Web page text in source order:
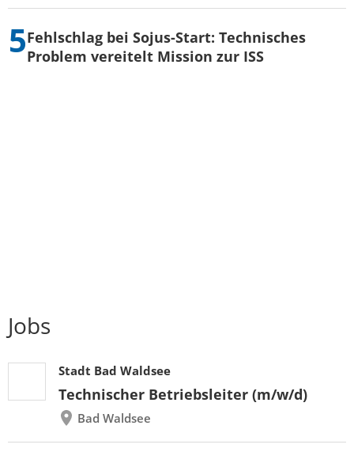
Fehlschlag bei Sojus-Start: Technisches
Problem vereitelt Mission zur ISS
Jobs
Stadt Bad Waldsee
Technischer Betriebsleiter (m/w/d)
Bad Waldsee